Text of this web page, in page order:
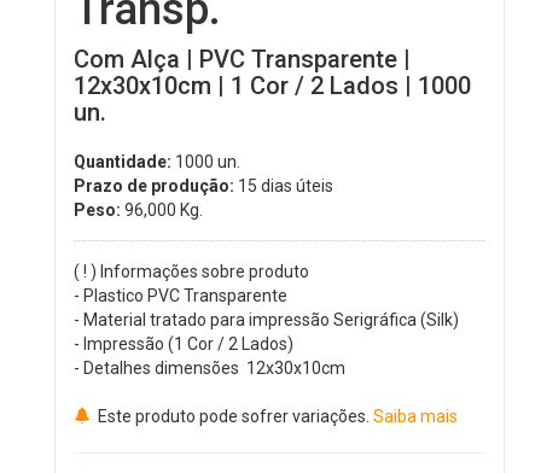
Com Alça | PVC Transparente |
12x30x10cm | 1 Cor / 2 Lados | 1000
un.
Quantidade: 1000 un.
Prazo de produção: 15 dias úteis
Peso: 96,000 Kg.
( ! ) Informações sobre produto
- Plastico PVC Transparente
- Material tratado para impressão Serigráfica (Silk)
- Impressão (1 Cor / 2 Lados)
- Detalhes dimensões 12x30x10cm
Este produto pode sofrer variações. Saiba mais